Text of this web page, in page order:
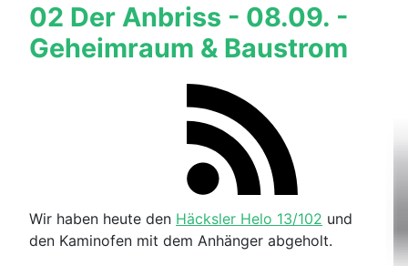
02 Der Anbriss - 08.09. -
Geheimraum & Baustrom
Wir haben heute den Häcksler Helo 13/102 und
den Kaminofen mit dem Anhänger abgeholt.